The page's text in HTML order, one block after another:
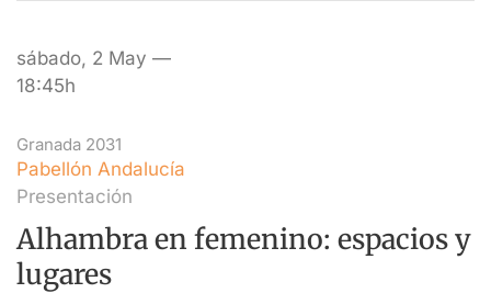
sábado, 2 May —
18:45h
Granada 2031
Pabellón Andalucía
Presentación
Alhambra en femenino: espacios y
lugares